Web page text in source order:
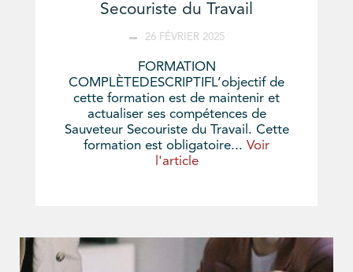
Secouriste du Travail
26 FÉVRIER 2025
FORMATION
COMPLÈTEDESCRIPTIFL’objectif de
cette formation est de maintenir et
actualiser ses compétences de
Sauveteur Secouriste du Travail. Cette
formation est obligatoire... Voir
l'article